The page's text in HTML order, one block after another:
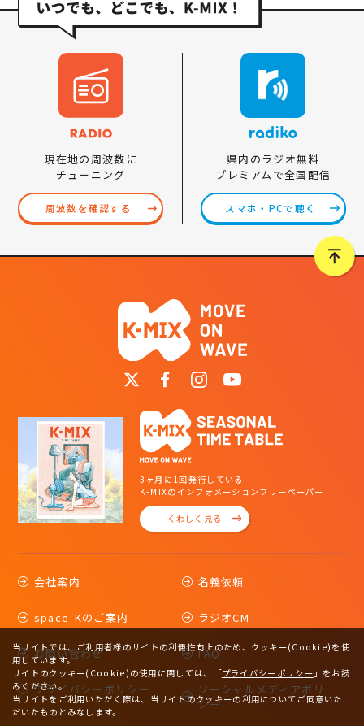
現在地の周波数に
チューニング
周波数を確認する
県内のラジオ無料
プレミアムで全国配信
スマホ・PCで聴く
3ヶ月に1回発行している
K-MIXのインフォメーションフリーペーパー
くわしく見る
会社案内 名義依頼
space-Kのご案内 ラジオCM
お問い合わせ FAQ
プライバシーポリシー
ソーシャルメディアポリ
シー
当サイトでは、ご利用者様のサイトの利便性向上のため、クッキー(Cookie)を使
用しています。
サイトのクッキー(Cookie)の使用に関しては、
「プライバシーポリシー 」をお読
みください。
当サイトをご利用いただく際は、当サイトのクッキーの利用についてご同意いた
だいたものとみなします。